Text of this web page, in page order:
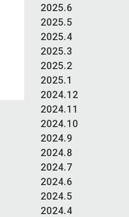
2025.6
2025.5
2025.4
2025.3
2025.2
2025.1
2024.12
2024.11
2024.10
2024.9
2024.8
2024.7
2024.6
2024.5
2024.4